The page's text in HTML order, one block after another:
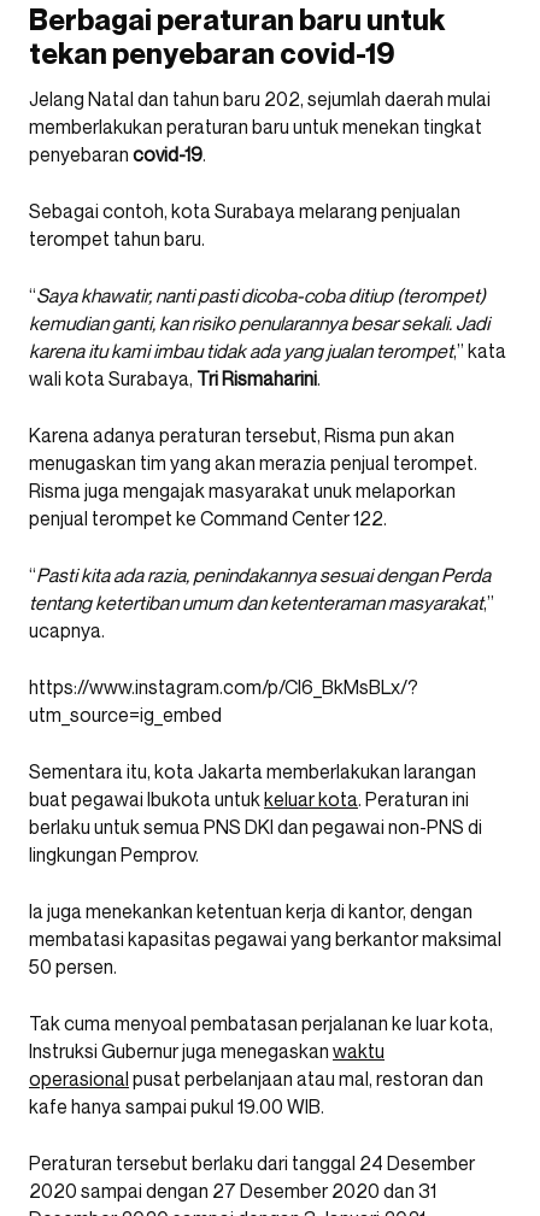
Berbagai peraturan baru untuk
tekan penyebaran covid-19
Jelang Natal dan tahun baru 202, sejumlah daerah mulai
memberlakukan peraturan baru untuk menekan tingkat
penyebaran covid-19.
Sebagai contoh, kota Surabaya melarang penjualan
terompet tahun baru.
“Saya khawatir, nanti pasti dicoba-coba ditiup (terompet)
kemudian ganti, kan risiko penularannya besar sekali. Jadi
karena itu kami imbau tidak ada yang jualan terompet,” kata
wali kota Surabaya, Tri Rismaharini.
Karena adanya peraturan tersebut, Risma pun akan
menugaskan tim yang akan merazia penjual terompet.
Risma juga mengajak masyarakat unuk melaporkan
penjual terompet ke Command Center 122.
“Pasti kita ada razia, penindakannya sesuai dengan Perda
tentang ketertiban umum dan ketenteraman masyarakat,”
ucapnya.
https://www.instagram.com/p/CI6_BkMsBLx/?
utm_source=ig_embed
Sementara itu, kota Jakarta memberlakukan larangan
buat pegawai Ibukota untuk keluar kota. Peraturan ini
berlaku untuk semua PNS DKI dan pegawai non-PNS di
lingkungan Pemprov.
Ia juga menekankan ketentuan kerja di kantor, dengan
membatasi kapasitas pegawai yang berkantor maksimal
50 persen.
Tak cuma menyoal pembatasan perjalanan ke luar kota,
Instruksi Gubernur juga menegaskan waktu
operasional pusat perbelanjaan atau mal, restoran dan
kafe hanya sampai pukul 19.00 WIB.
Peraturan tersebut berlaku dari tanggal 24 Desember
2020 sampai dengan 27 Desember 2020 dan 31